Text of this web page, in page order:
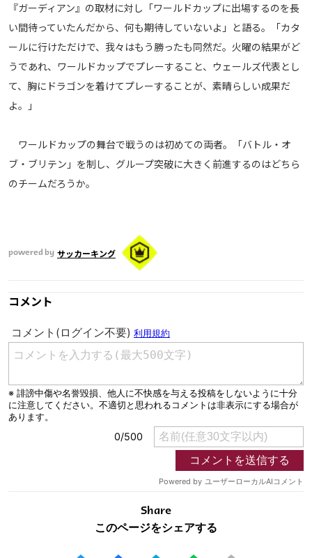
『ガーディアン』の取材に対し「ワールドカップに出場するのを長
い間待っていたんだから、何も期待していないよ」と語る。「カタ
ールに行けただけで、我々はもう勝ったも同然だ。火曜の結果がど
うであれ、ワールドカップでプレーすること、ウェールズ代表とし
て、胸にドラゴンを着けてプレーすることが、素晴らしい成果だ
よ。」
ワールドカップの舞台で戦うのは初めての両者。「バトル・オ
ブ・ブリテン」を制し、グループ突破に大きく前進するのはどちら
のチームだろうか。
powered by サッカーキング
コメント
Share